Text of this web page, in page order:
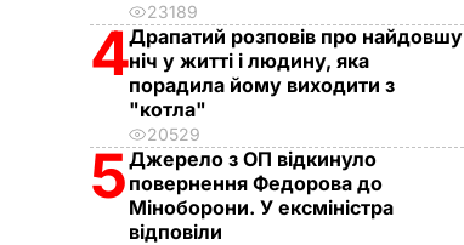
23189
4Драпатий розповів про найдовшу
ніч у житті і людину, яка
порадила йому виходити з
"котла"
20529
5Джерело з ОП відкинуло
повернення Федорова до
Міноборони. У ексміністра
відповіли